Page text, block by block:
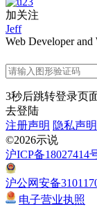
加关注
Jeff
Web Developer
3秒后跳转登录页
去登陆
注册声明 隐私声明
©2026示说
沪ICP备18027414
沪公网安备
电子营业执照